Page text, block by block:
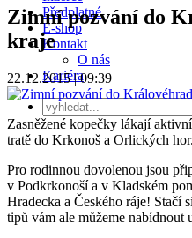
Předplatné
E-shop
Kontakt
O nás
Kariéra
Zimní pozvání do
kraje
22.12.2015 | 09:39
Zasněžené kopečky lákají
tratě do Krkonoš a Orlických hor.
Pro rodinnou dovolenou jsou
v Podkrkonoší a v Kladském
Hradecka a Českého ráje! Stačí
tipů vám ale můžeme nabídnout